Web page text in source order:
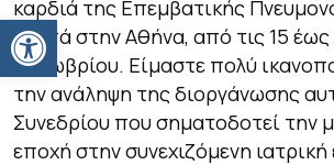
Ανοίξτε τη γραμμή εργαλείων
καρδιά της Επεμβατικής
χτυπά στην Αθήνα, από τις 15 έως
Οκτωβρίου. Είμαστε πολύ
την ανάληψη της διοργάνωσης
Συνεδρίου που σηματοδοτεί την
εποχή στην συνεχιζόμενη